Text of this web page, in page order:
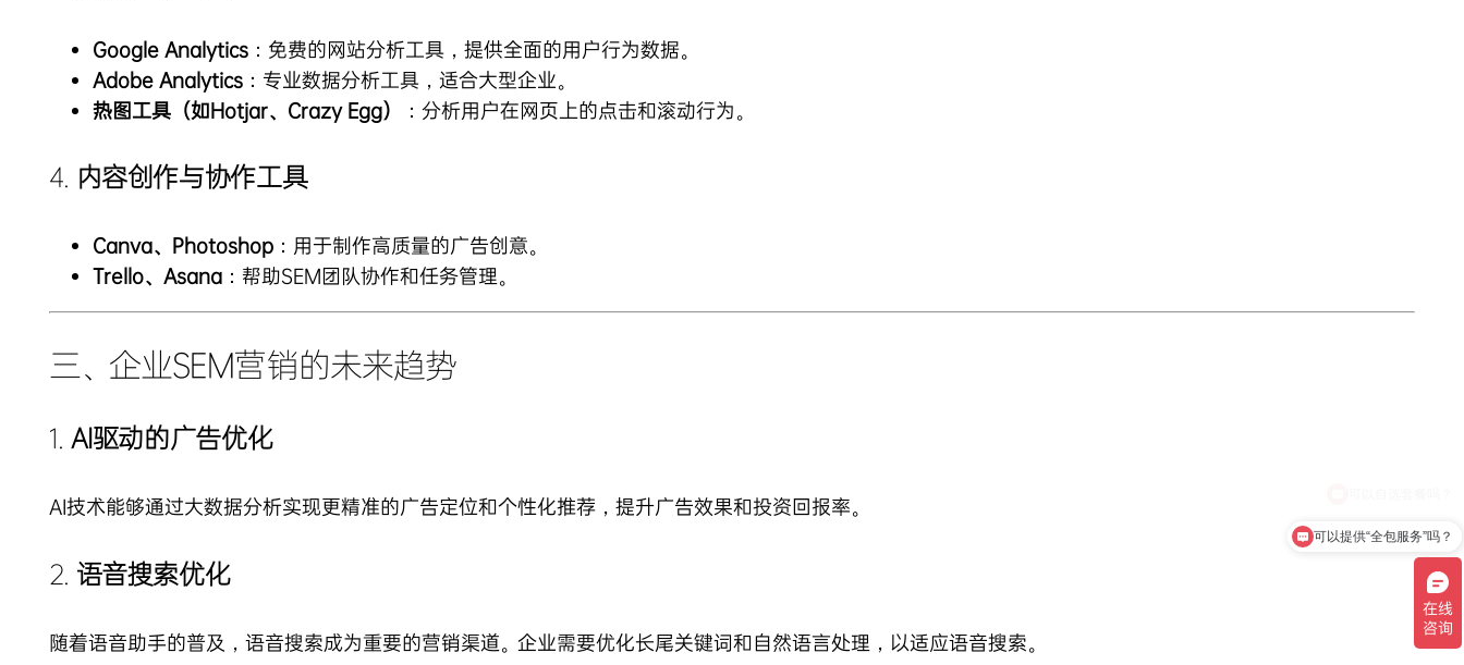
Google Analytics：免费的网站分析工具，提供全面的用户行为数据。
Adobe Analytics：专业数据分析工具，适合大型企业。
热图工具（如Hotjar、Crazy Egg）
：分析用户在网页上的点击和滚动行为。
4. 内容创作与协作工具
Canva、Photoshop：用于制作高质量的广告创意。
Trello、Asana：帮助SEM团队协作和任务管理。
三、企业SEM营销的未来趋势
1. AI驱动的广告优化
AI技术能够通过大数据分析实现更精准的广告定位和个性化推荐，提升广告效果和投资回报率。
2. 语音搜索优化
随着语音助手的普及，语音搜索成为重要的营销渠道。企业需要优化长尾关键词和自然语言处理，以适应语音搜索。
可以提供“全包服务”吗？